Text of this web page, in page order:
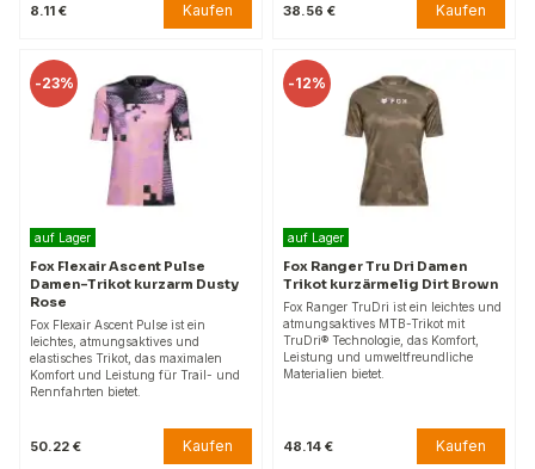
8.11 € Kaufen 38.56 € Kaufen
-23%
auf Lager
Fox Flexair Ascent Pulse
Damen-Trikot kurzarm Dusty
Rose
Fox Flexair Ascent Pulse ist ein
leichtes, atmungsaktives und
elastisches Trikot, das maximalen
Komfort und Leistung für Trail- und
Rennfahrten bietet.
50.22 € Kaufen
-12%
auf Lager
Fox Ranger Tru Dri Damen
Trikot kurzärmelig Dirt Brown
Fox Ranger TruDri ist ein leichtes und
atmungsaktives MTB-Trikot mit
TruDri® Technologie, das Komfort,
Leistung und umweltfreundliche
Materialien bietet.
48.14 € Kaufen